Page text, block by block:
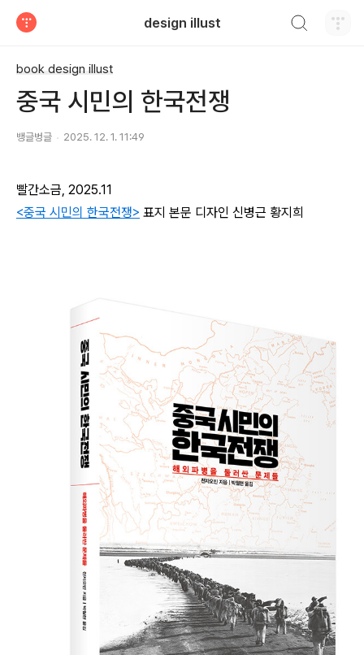
design illust
book design illust
중국 시민의 한국전쟁
뱅글벙글 2025. 12. 1. 11:49
빨간소금, 2025.11
<중국 시민의 한국전쟁> 표지 본문 디자인 신병근 황지희